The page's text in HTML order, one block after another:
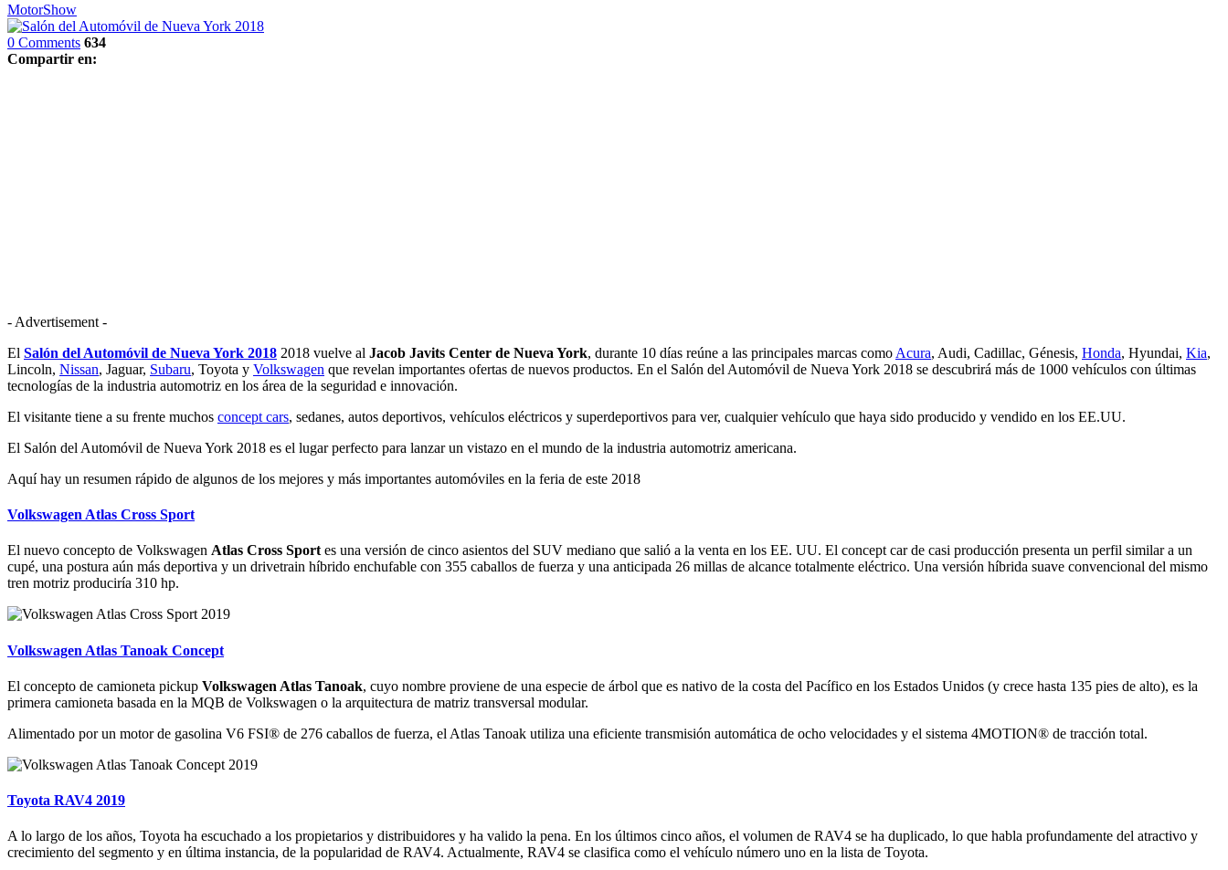
MotorShow
0 Comments 634
Compartir en:
- Advertisement -
El Salón del Automóvil de Nueva York 2018 2018 vuelve al Jacob Javits Center de Nueva York, durante 10 días reúne a las principales marcas como Acura, Audi, Cadillac, Génesis, Honda, Hyundai, Kia,
Lincoln, Nissan, Jaguar, Subaru, Toyota y Volkswagen que revelan importantes ofertas de nuevos productos. En el Salón del Automóvil de Nueva York 2018 se descubrirá más de 1000 vehículos con últimas
tecnologías de la industria automotriz en los área de la seguridad e innovación.
El visitante tiene a su frente muchos concept cars, sedanes, autos deportivos, vehículos eléctricos y superdeportivos para ver, cualquier vehículo que haya sido producido y vendido en los EE.UU.
El Salón del Automóvil de Nueva York 2018 es el lugar perfecto para lanzar un vistazo en el mundo de la industria automotriz americana.
Aquí hay un resumen rápido de algunos de los mejores y más importantes automóviles en la feria de este 2018
Volkswagen Atlas Cross Sport
El nuevo concepto de Volkswagen Atlas Cross Sport es una versión de cinco asientos del SUV mediano que salió a la venta en los EE. UU. El concept car de casi producción presenta un perfil similar a un
cupé, una postura aún más deportiva y un drivetrain híbrido enchufable con 355 caballos de fuerza y una anticipada 26 millas de alcance totalmente eléctrico. Una versión híbrida suave convencional del mismo
tren motriz produciría 310 hp.
Volkswagen Atlas Tanoak Concept
El concepto de camioneta pickup Volkswagen Atlas Tanoak, cuyo nombre proviene de una especie de árbol que es nativo de la costa del Pacífico en los Estados Unidos (y crece hasta 135 pies de alto), es la
primera camioneta basada en la MQB de Volkswagen o la arquitectura de matriz transversal modular.
Alimentado por un motor de gasolina V6 FSI® de 276 caballos de fuerza, el Atlas Tanoak utiliza una eficiente transmisión automática de ocho velocidades y el sistema 4MOTION® de tracción total.
Toyota RAV4 2019
A lo largo de los años, Toyota ha escuchado a los propietarios y distribuidores y ha valido la pena. En los últimos cinco años, el volumen de RAV4 se ha duplicado, lo que habla profundamente del atractivo y
crecimiento del segmento y en última instancia, de la popularidad de RAV4. Actualmente, RAV4 se clasifica como el vehículo número uno en la lista de Toyota.